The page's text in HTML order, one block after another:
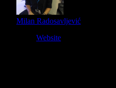
Milan Radosavljević
Website